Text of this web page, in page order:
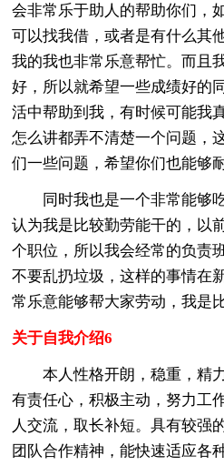
会非常乐于助人的帮助你们，
可以找我借，或者是有什么其
我的我也非常乐意帮忙。而且
好，所以就希望一些成绩好的
活中帮助到我，有时候可能我
怎么讲都弄不清楚一个问题，
们一些问题，希望你们也能够
同时我也是一个非常能够
认为我是比较勤劳能干的，以
个职位，所以我会经常的负责
不要乱扔垃圾，这样的事情在
常乐意能够帮大家劳动，我是
关于自我介绍6
本人性格开朗，稳重，精力
有责任心，积极主动，努力工
人交流，取长补短。具有较强
团队合作精神，能快速适应各